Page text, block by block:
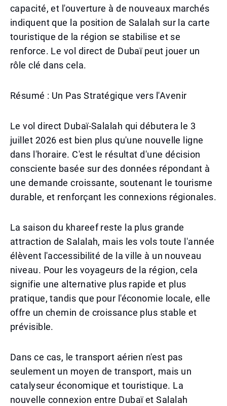
capacité, et l'ouverture à de nouveaux marchés
indiquent que la position de Salalah sur la carte
touristique de la région se stabilise et se
renforce. Le vol direct de Dubaï peut jouer un
rôle clé dans cela.
Résumé : Un Pas Stratégique vers l'Avenir
Le vol direct Dubaï-Salalah qui débutera le 3
juillet 2026 est bien plus qu'une nouvelle ligne
dans l'horaire. C'est le résultat d'une décision
consciente basée sur des données répondant à
une demande croissante, soutenant le tourisme
durable, et renforçant les connexions régionales.
La saison du khareef reste la plus grande
attraction de Salalah, mais les vols toute l'année
élèvent l'accessibilité de la ville à un nouveau
niveau. Pour les voyageurs de la région, cela
signifie une alternative plus rapide et plus
pratique, tandis que pour l'économie locale, elle
offre un chemin de croissance plus stable et
prévisible.
Dans ce cas, le transport aérien n'est pas
seulement un moyen de transport, mais un
catalyseur économique et touristique. La
nouvelle connexion entre Dubaï et Salalah